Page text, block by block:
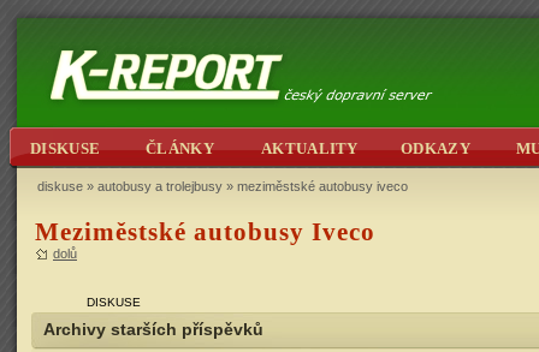
DISKUSE ČLÁNKY AKTUALITY ODKAZY
diskuse » autobusy a trolejbusy » meziměstské autobusy iveco
Meziměstské autobusy Iveco
dolů
DISKUSE
Archivy starších příspěvků